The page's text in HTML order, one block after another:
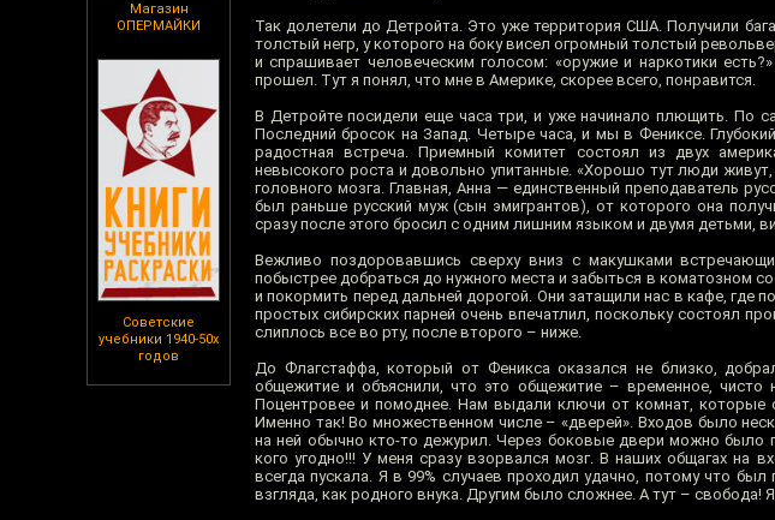
Магазин
ОПЕРМАЙКИ
Советские
учебники 1940-50х
годов
Так долетели до Детройта. Это уже территория США. Получили
толстый негр, у которого на боку висел огромный толстый
и спрашивает человеческим голосом: «оружие и наркотики
прошел. Тут я понял, что мне в Америке, скорее всего, понравится.
В Детройте посидели еще часа три, и уже начинало плющить. По
Последний бросок на Запад. Четыре часа, и мы в Фениксе.
радостная встреча. Приемный комитет состоял из двух
невысокого роста и довольно упитанные. «Хорошо тут люди
головного мозга. Главная, Анна — единственный преподаватель
был раньше русский муж (сын эмигрантов), от которого она
сразу после этого бросил с одним лишним языком и двумя детьми,
Вежливо поздоровавшись сверху вниз с макушками
побыстрее добраться до нужного места и забыться в коматозном
и покормить перед дальней дорогой. Они затащили нас в кафе,
простых сибирских парней очень впечатлил, поскольку состоял
слиплось все во рту, после второго – ниже.
До Флагстаффа, который от Феникса оказался не близко,
общежитие и объяснили, что это общежитие – временное,
Поцентровее и помоднее. Нам выдали ключи от комнат,
Именно так! Во множественном числе – «дверей». Входов было
на ней обычно кто-то дежурил. Через боковые двери можно было
кого угодно!!! У меня сразу взорвался мозг. В наших общагах на
всегда пускала. Я в 99% случаев проходил удачно, потому что
взгляда, как родного внука. Другим было сложнее. А тут – свобода!